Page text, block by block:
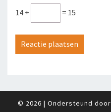
14 +
= 15
© 2026 | Ondersteund door